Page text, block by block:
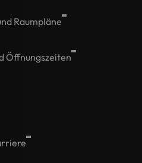
Raumpläne
Öffnungszeiten